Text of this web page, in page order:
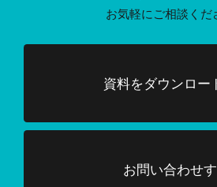
お気軽にご相談くだ
資料をダウンロー
お問い合わせ